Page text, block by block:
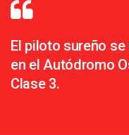
El piloto sureño
en el Autódromo
Clase 3.